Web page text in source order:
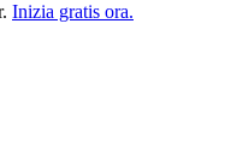
Inizia gratis ora.